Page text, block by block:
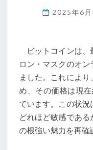
2025年6月
ビットコインは、
ロン・マスクのオ
ました。これによ
め、その価格は現在
ています。この状
どれほど敏感であ
の根強い魅力を再確